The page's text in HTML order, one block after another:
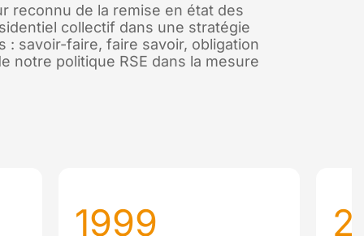
reconnu de la remise en état des
collectif dans une stratégie
: savoir-faire, faire savoir, obligation
notre politique RSE dans la mesure
1999